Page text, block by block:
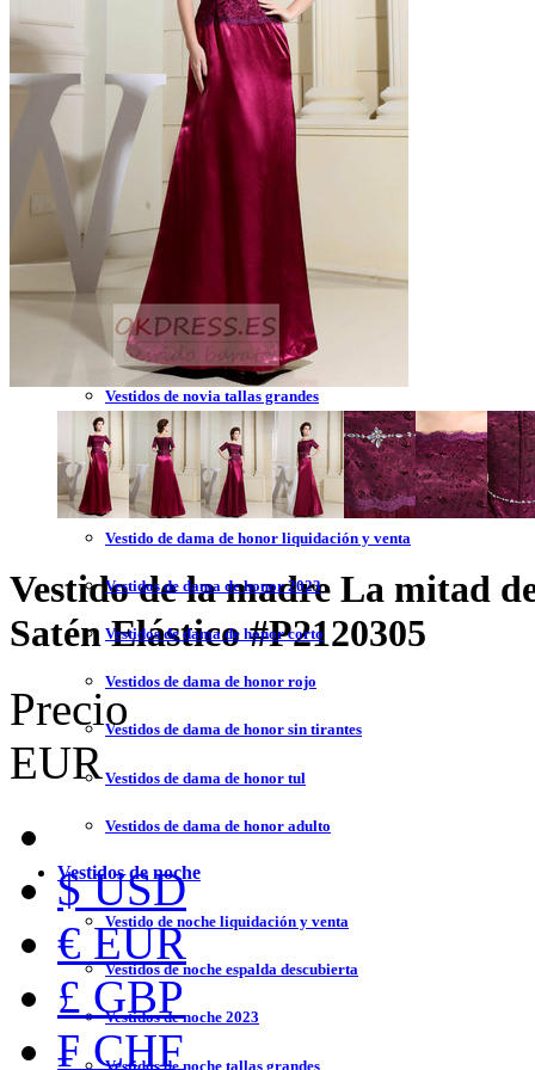
Vestidos de novia 2023
Vestidos de novia sin tirantes
Vestidos de novia encaje
Vestidos de novia corte princesa
Vestidos de novia sencillo
Vestidos de novia corte sirena
Vestidos de novia corto
Vestidos de novia espalda descubierta
Vestidos de novia tallas grandes
Vestidos de novia blanco
Vestidos de dama de honor
Vestido de dama de honor liquidación y venta
Vestidos de dama de honor 2023
Vestidos de dama de honor corto
Vestidos de dama de honor rojo
Vestidos de dama de honor sin tirantes
Vestidos de dama de honor tul
Vestidos de dama de honor adulto
Vestidos de noche
Vestido de noche liquidación y venta
Vestidos de noche espalda descubierta
Vestidos de noche 2023
Vestidos de noche tallas grandes
Vestido de la madre La mitad
Satén Elástico#P2120305
Precio
EUR
$ USD
€ EUR
£ GBP
₣ CHF